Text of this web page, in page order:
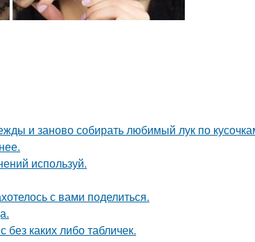
и заново собирать любимый лук по
используй.
с вами поделиться.
каких либо табличек.